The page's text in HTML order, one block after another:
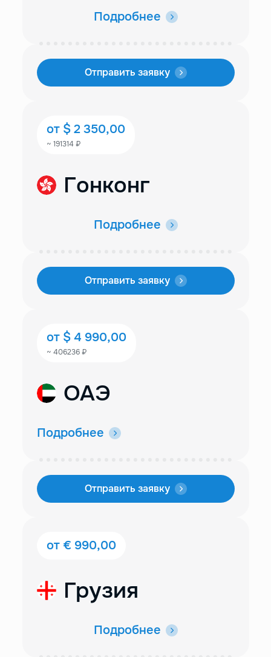
Подробнее
Отправить заявку
от $ 2 350,00
~ 191314 ₽
Гонконг
Подробнее
Отправить заявку
от $ 4 990,00
~ 406236 ₽
OAЭ
Подробнее
Отправить заявку
от € 990,00
Грузия
Подробнее